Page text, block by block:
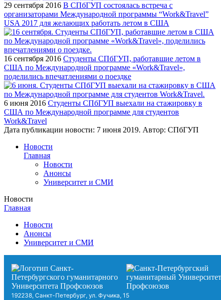
29 сентября 2016 В СПбГУП состоялась встреча с
организаторами Международной программы “Work&Travel”
USA 2017 для желающих работать летом в США
16 сентября 2016 Студенты СПбГУП, работавшие летом в
США по Международной программе «Work&Travel»,
поделились впечатлениями о поездке
6 июня 2016 Студенты СПбГУП выехали на стажировку в
США по Международной программе для студентов
Work&Travel
Дата публикации новости: 7 июня 2019. Автор: СПбГУП
Новости
Главная
Новости
Анонсы
Университет и СМИ
Новости
Главная
Новости
Анонсы
Университет и СМИ
192238, Санкт-Петербург, ул. Фучика, 15